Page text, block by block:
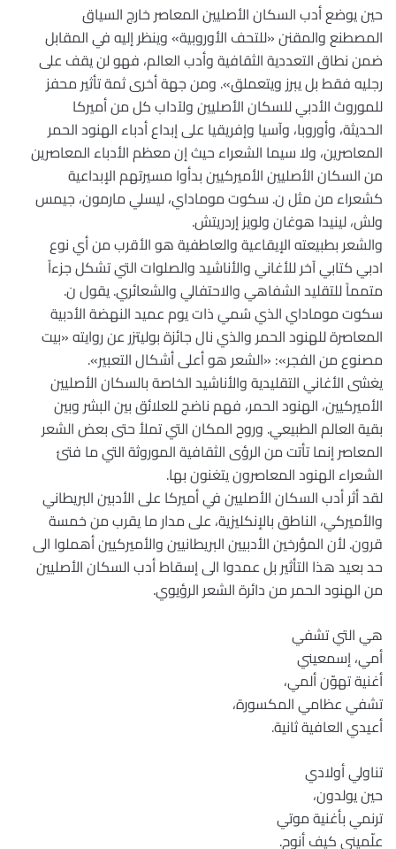
حين يوضع أدب السكان الأصليين المعاصر خارج السياق
المصطنع والمقنن «للتحف الأوروبية» وينظر إليه في المقابل
ضمن نطاق التعددية الثقافية وأدب العالم، فهو لن يقف على
رجليه فقط بل يبرز ويتعملق». ومن جهة أخرى ثمة تأثير محفز
للموروث الأدبي للسكان الأصليين ولآداب كل من أميركا
الحديثة، وأوروبا، وآسيا وإفريقيا على إبداع أدباء الهنود الحمر
المعاصرين، ولا سيما الشعراء حيث إن معظم الأدباء المعاصرين
من السكان الأصليين الأميركيين بدأوا مسيرتهم الإبداعية
كشعراء من مثل ن. سكوت موماداي، ليسلي مارمون، جيمس
ولش، لينيدا هوغان ولويز إردريتش.
والشعر بطبيعته الإيقاعية والعاطفية هو الأقرب من أي نوع
ادبي كتابي آخر للأغاني والأناشيد والصلوات التي تشكل جزءاً
متمماً للتقليد الشفاهي والاحتفالي والشعائري. يقول ن.
سكوت موماداي الذي سُميَ ذات يوم عميد النهضة الأدبية
المعاصرة للهنود الحمر والذي نال جائزة بوليتزر عن روايته «بيت
مصنوع من الفجر»: «الشعر هو أعلى أشكال التعبير».
يغشى الأغاني التقليدية والأناشيد الخاصة بالسكان الأصليين
الأميركيين، الهنود الحمر، فهم ناضج للعلائق بين البشر وبين
بقية العالم الطبيعي. وروح المكان التي تملأ حتى بعض الشعر
المعاصر إنما تأتت من الرؤى الثقافية الموروثة التي ما فتئ
الشعراء الهنود المعاصرون يتغنون بها.
لقد أثر أدب السكان الأصليين في أميركا على الأدبين البريطاني
والأميركي، الناطق بالإنكليزية، على مدار ما يقرب من خمسة
قرون. لأن المؤرخين الأدبيين البريطانيين والأميركيين أهملوا الى
حد بعيد هذا التأثير بل عمدوا الى إسقاط أدب السكان الأصليين
من الهنود الحمر من دائرة الشعر الرؤيوي.
هي التي تشفي
أمي، إسمعيني
أغنية تهوّن ألمي،
تشفي عظامي المكسورة،
أعيدي العافية ثانية.
تناولي أولادي
حين يولدون،
ترنمي بأغنية موتي
علّميني كيف أنوح.